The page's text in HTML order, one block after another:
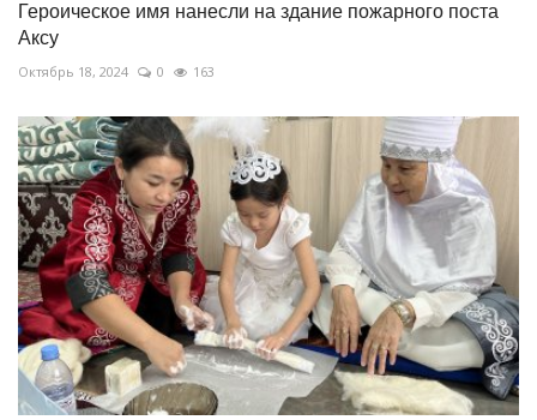
Героическое имя нанесли на здание пожарного поста
Аксу
Октябрь 18, 2024 0 163